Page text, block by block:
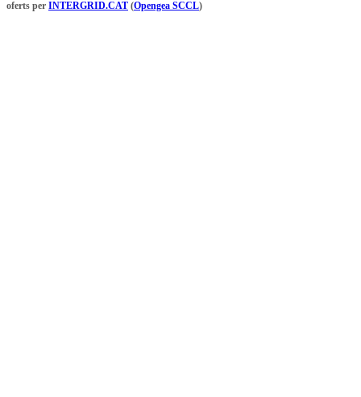
oferts per INTERGRID.CAT (Opengea SCCL)